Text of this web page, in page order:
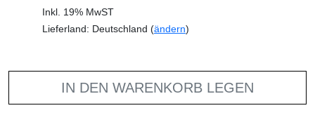
Inkl. 19% MwST
Lieferland: Deutschland (ändern)
IN DEN WARENKORB LEGEN